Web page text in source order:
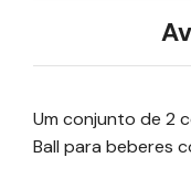
Um conjunto de 2
Ball para beberes